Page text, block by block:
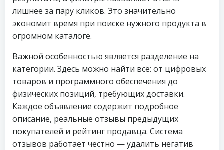
лишнее за пару кликов. Это значительно
экономит время при поиске нужного продукта в
огромном каталоге.
Важной особенностью является разделение на
категории. Здесь можно найти всё: от цифровых
товаров и программного обеспечения до
физических позиций, требующих доставки.
Каждое объявление содержит подробное
описание, реальные отзывы предыдущих
покупателей и рейтинг продавца. Система
отзывов работает честно — удалить негатив